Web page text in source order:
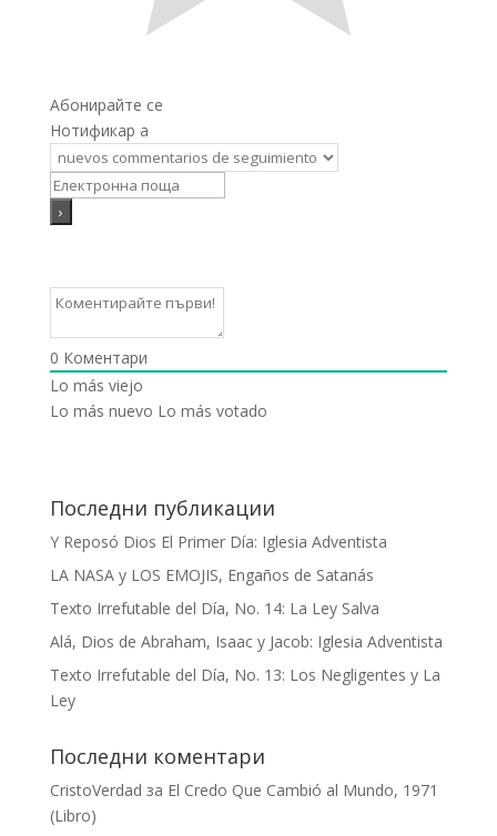
Абонирайте се
Нотификар a
0 Коментари
Lo más viejo
Lo más nuevo Lo más votado
Последни публикации
Y Reposó Dios El Primer Día: Iglesia Adventista
LA NASA y LOS EMOJIS, Engaños de Satanás
Texto Irrefutable del Día, No. 14: La Ley Salva
Alá, Dios de Abraham, Isaac y Jacob: Iglesia Adventista
Texto Irrefutable del Día, No. 13: Los Negligentes y La
Ley
Последни коментари
CristoVerdad за El Credo Que Cambió al Mundo, 1971
(Libro)